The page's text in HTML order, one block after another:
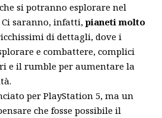
si potranno esplorare nel
Ci saranno, infatti,pianeti molto
di dettagli, dove i
e combattere, complici
e il rumble per aumentare la
per PlayStation 5, ma un
che fosse possibile il